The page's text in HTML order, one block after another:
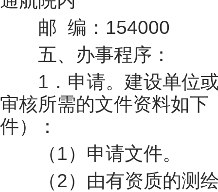
邮 编：154000
五、办事程序：
1．申请。建设单位或
审核所需的文件资料如
件）：
（1）申请文件。
（2）由有资质的测绘